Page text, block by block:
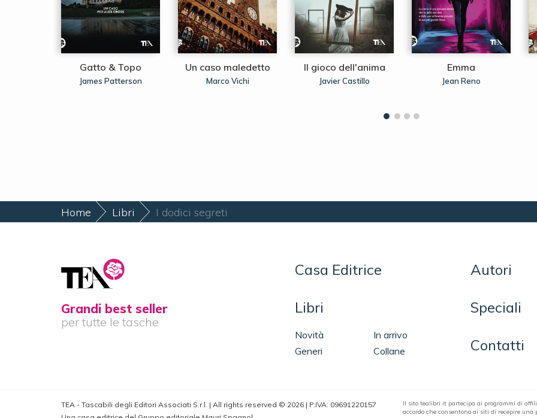
Gatto & Topo
James Patterson
Un caso maledetto
Marco Vichi
Il gioco dell'anima
Javier Castillo
Emma
Jean Reno
Home Libri I dodici segreti
Grandi best seller
per tutte le tasche
Casa Editrice
Libri
Novità
In arrivo
Generi
Collane
Autori
Speciali
Contatti
TEA - Tascabili degli Editori Associati S.r.l. | All rights reserved © 2026 | P.IVA: 09691220157
Il sito tealibri.it partecipa ai programmi di
accordo che consentono ai siti di recepire